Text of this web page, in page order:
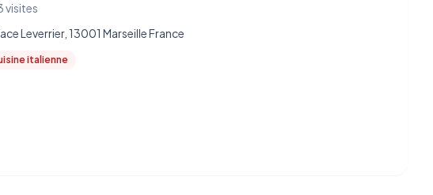
visites
Leverrier, 13001 Marseille France
italienne